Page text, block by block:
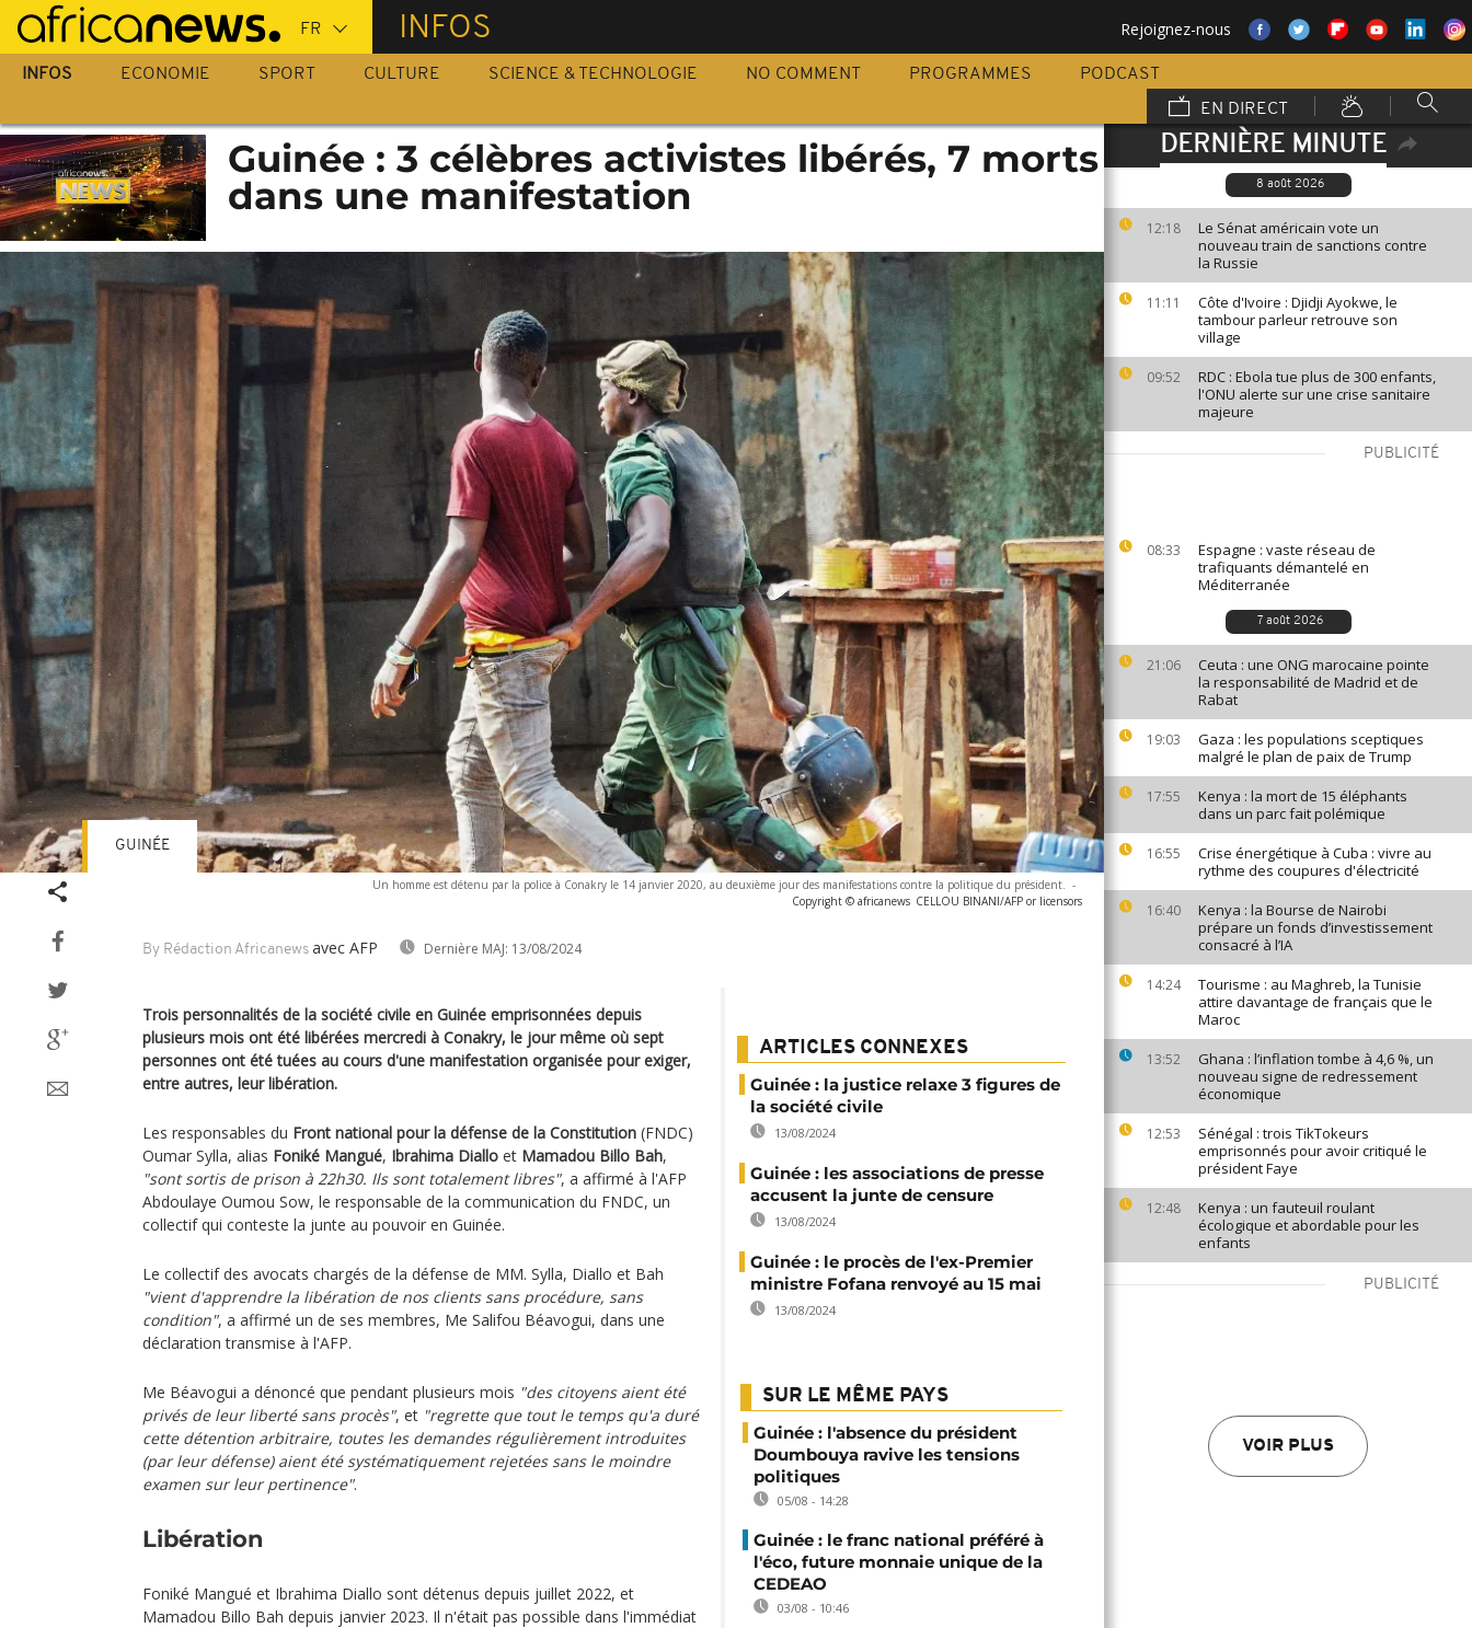
Passer
au
contenu
INFOS Rejoignez-nous
INFOS ECONOMIE SPORT CULTURE SCIENCE & TECHNOLOGIE NO COMMENT PROGRAMMES
PODCAST
EN DIRECT
DERNIÈRE MINUTE
8 août 2026
12:18
Le Sénat américain vote un
nouveau train de sanctions contre
la Russie
11:11
Côte d'Ivoire : Djidji Ayokwe, le
tambour parleur retrouve son
village
09:52
RDC : Ebola tue plus de 300 enfants,
l'ONU alerte sur une crise sanitaire
majeure
PUBLICITÉ
08:33
Espagne : vaste réseau de
trafiquants démantelé en
Méditerranée
7 août 2026
21:06
Ceuta : une ONG marocaine pointe
la responsabilité de Madrid et de
Rabat
19:03
Gaza : les populations sceptiques
malgré le plan de paix de Trump
17:55
Kenya : la mort de 15 éléphants
dans un parc fait polémique
16:55
Crise énergétique à Cuba : vivre au
rythme des coupures d'électricité
16:40
Kenya : la Bourse de Nairobi
prépare un fonds d’investissement
consacré à l’IA
14:24
Tourisme : au Maghreb, la Tunisie
attire davantage de français que le
Maroc
13:52
Ghana : l’inflation tombe à 4,6 %, un
nouveau signe de redressement
économique
12:53
Sénégal : trois TikTokeurs
emprisonnés pour avoir critiqué le
président Faye
12:48
Kenya : un fauteuil roulant
écologique et abordable pour les
enfants
PUBLICITÉ
VOIR PLUS
Guinée : 3 célèbres activistes libérés, 7 morts
dans une manifestation
Un homme est détenu par la police à Conakry le 14 janvier 2020, au deuxième jour des manifestations contre la politique du président. -
Copyright © africanews CELLOU BINANI/AFP or licensors
By Rédaction Africanews avec AFP Dernière MAJ: 13/08/2024
GUINÉE
Trois personnalités de la société civile en Guinée emprisonnées depuis
plusieurs mois ont été libérées mercredi à Conakry, le jour même où sept
personnes ont été tuées au cours d'une manifestation organisée pour exiger,
entre autres, leur libération.
Les responsables du Front national pour la défense de la Constitution (FNDC)
Oumar Sylla, alias Foniké Mangué, Ibrahima Diallo et Mamadou Billo Bah,
"sont sortis de prison à 22h30. Ils sont totalement libres", a affirmé à l'AFP
Abdoulaye Oumou Sow, le responsable de la communication du FNDC, un
collectif qui conteste la junte au pouvoir en Guinée.
Le collectif des avocats chargés de la défense de MM. Sylla, Diallo et Bah
"vient d'apprendre la libération de nos clients sans procédure, sans
condition", a affirmé un de ses membres, Me Salifou Béavogui, dans une
déclaration transmise à l'AFP.
Me Béavogui a dénoncé que pendant plusieurs mois "des citoyens aient été
privés de leur liberté sans procès", et "regrette que tout le temps qu'a duré
cette détention arbitraire, toutes les demandes régulièrement introduites
(par leur défense) aient été systématiquement rejetées sans le moindre
examen sur leur pertinence".
Libération
Foniké Mangué et Ibrahima Diallo sont détenus depuis juillet 2022, et
Mamadou Billo Bah depuis janvier 2023. Il n'était pas possible dans l'immédiat
ARTICLES CONNEXES
Guinée : la justice relaxe 3 figures de
la société civile
13/08/2024
Guinée : les associations de presse
accusent la junte de censure
13/08/2024
Guinée : le procès de l'ex-Premier
ministre Fofana renvoyé au 15 mai
13/08/2024
SUR LE MÊME PAYS
Guinée : l'absence du président
Doumbouya ravive les tensions
politiques
05/08 - 14:28
Guinée : le franc national préféré à
l'éco, future monnaie unique de la
CEDEAO
03/08 - 10:46